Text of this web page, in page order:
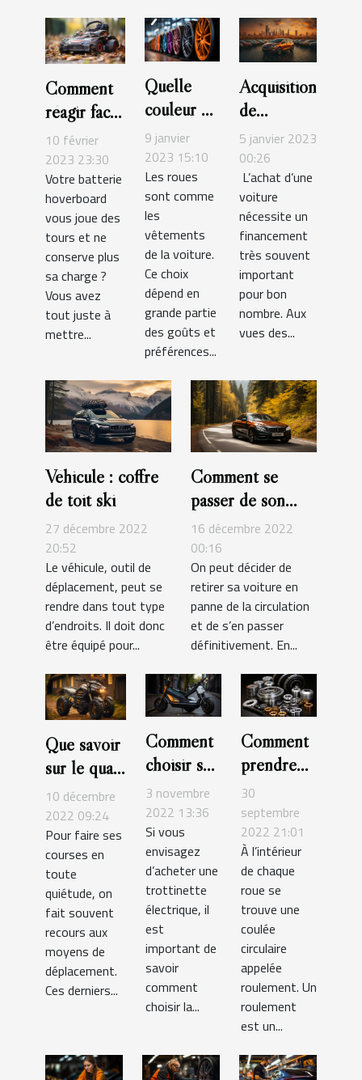
Comment
réagir face
à une
batterie
hoverboard
en panne ?
10 février
2023 23:30
Votre batterie
hoverboard
vous joue des
tours et ne
conserve plus
sa charge ?
Vous avez
tout juste à
mettre...
Quelle
couleur de
jante
s'accorde
le mieux
avec une
voiture
grise?
9 janvier
2023 15:10
Les roues
sont comme
les
vêtements
de la voiture.
Ce choix
dépend en
grande partie
des goûts et
préférences...
Acquisition
de
véhicule :
Quelle
option
choisir
entre la
LOA et la
LLD ?
5 janvier 2023
00:26
L’achat d’une
voiture
nécessite un
financement
très souvent
important
pour bon
nombre. Aux
vues des...
Véhicule : coffre
de toit ski
27 décembre 2022
20:52
Le véhicule, outil de
déplacement, peut se
rendre dans tout type
d’endroits. Il doit donc
être équipé pour...
Comment se
passer de son
véhicule ?
16 décembre 2022
00:16
On peut décider de
retirer sa voiture en
panne de la circulation
et de s’en passer
définitivement. En...
Que savoir
sur le quad
électrique ?
10 décembre
2022 09:24
Pour faire ses
courses en
toute
quiétude, on
fait souvent
recours aux
moyens de
déplacement.
Ces derniers...
Comment
choisir sa
trottinette
électrique
?
3 novembre
2022 13:36
Si vous
envisagez
d’acheter une
trottinette
électrique, il
est
important de
savoir
comment
choisir la...
Comment
prendre
soin de
son
roulement
de roue ?
30
septembre
2022 21:01
À l’intérieur
de chaque
roue se
trouve une
coulée
circulaire
appelée
roulement. Un
roulement
est un...